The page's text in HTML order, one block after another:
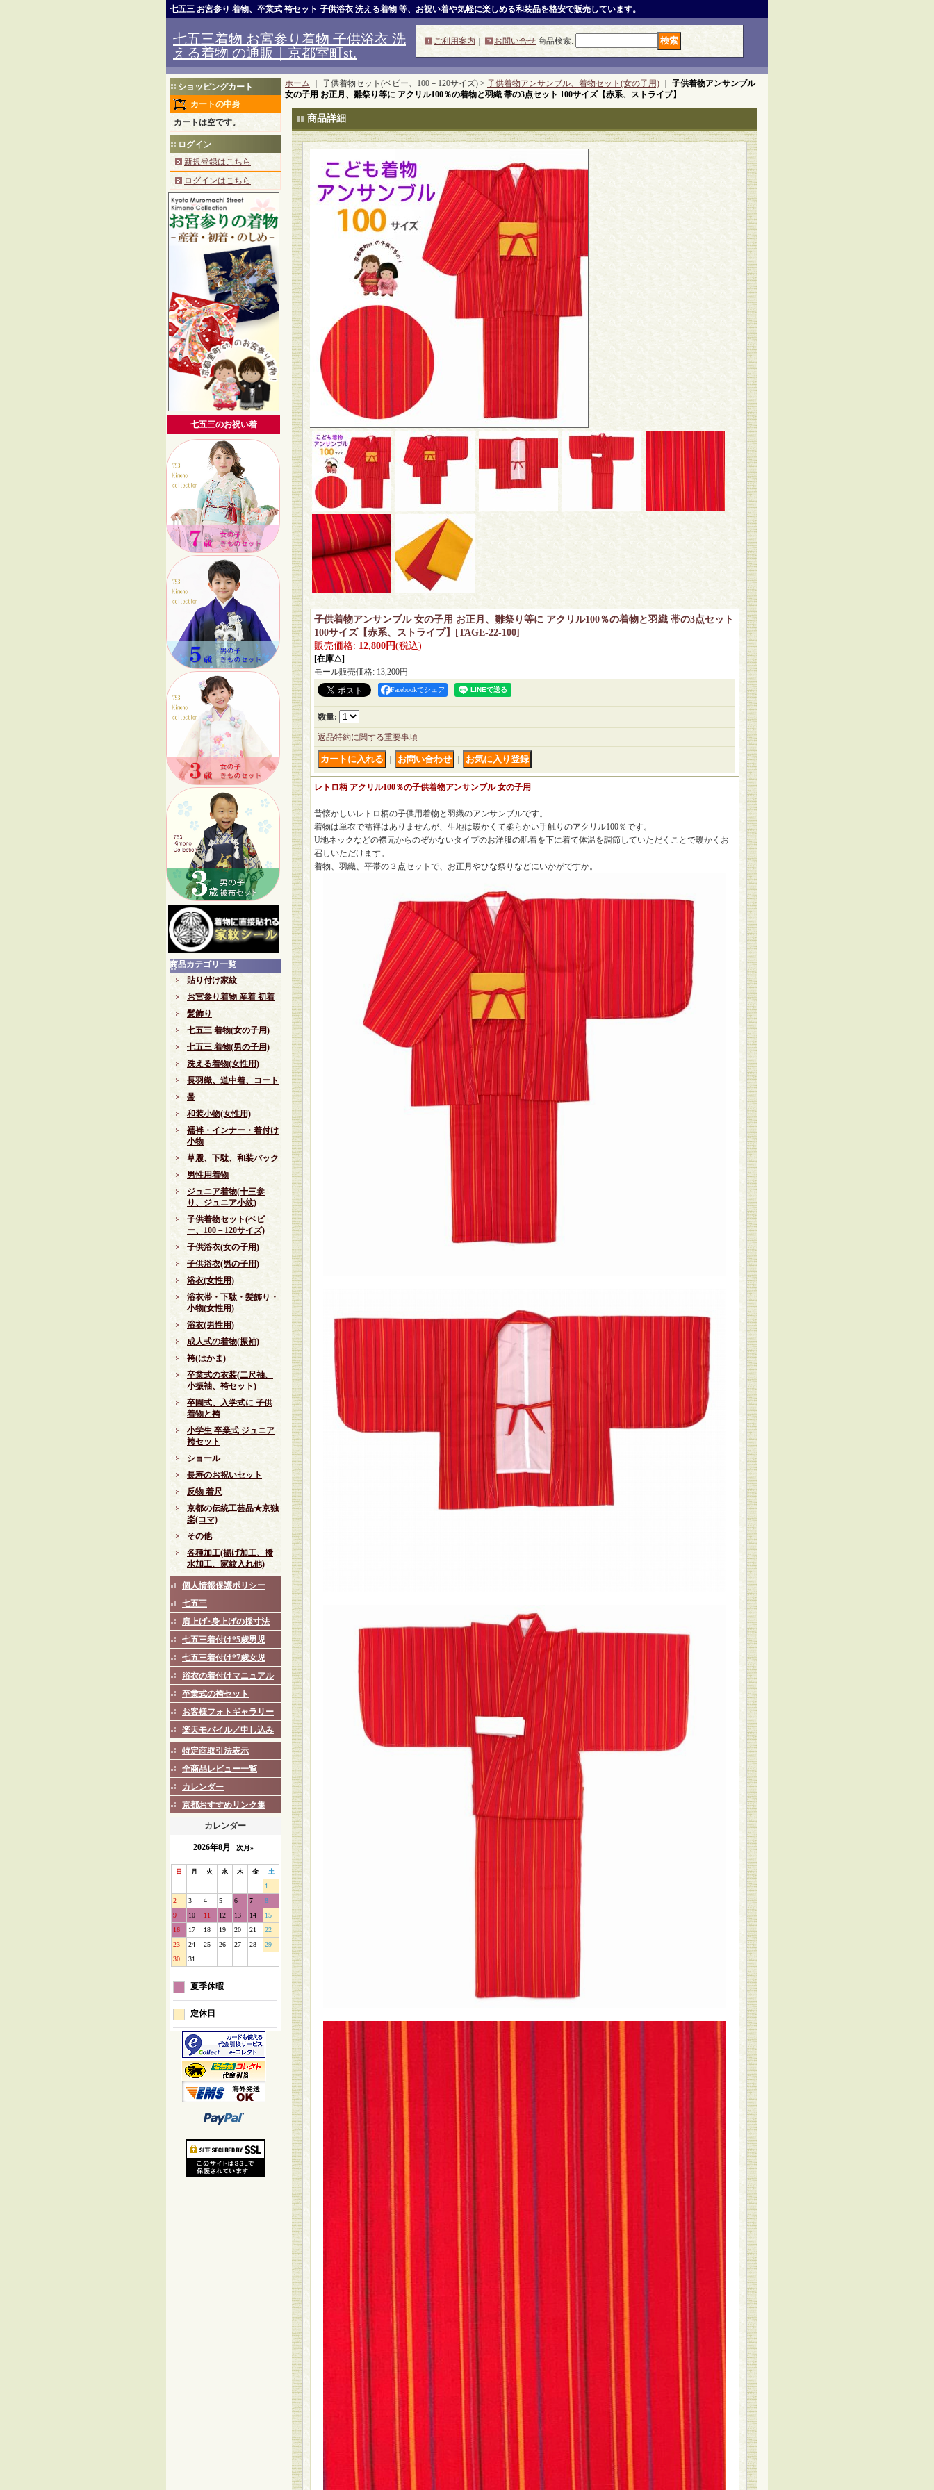
七五三 お宮参り 着物、卒業式 袴セット 子供浴衣 洗える着物 等、お祝い着や気軽に楽しめる和装品を格安で販売しています。
七五三着物 お宮参り着物 子供浴衣 洗
える着物 の通販｜京都室町st.
ご利用案内 お問い合せ 商品検索:
ショッピングカート
カートの中身
カートは空です。
ログイン
新規登録はこちら
ログインはこちら
七五三のお祝い着
商品カテゴリ一覧
貼り付け家紋
お宮参り着物 産着 初着
髪飾り
七五三 着物(女の子用)
七五三 着物(男の子用)
洗える着物(女性用)
長羽織、道中着、コート
帯
和装小物(女性用)
襦袢・インナー・着付け
小物
草履、下駄、和装バック
男性用着物
ジュニア着物(十三参
り、ジュニア小紋)
子供着物セット(ベビ
ー、100－120サイズ)
子供浴衣(女の子用)
子供浴衣(男の子用)
浴衣(女性用)
浴衣帯・下駄・髪飾り・
小物(女性用)
浴衣(男性用)
成人式の着物(振袖)
袴(はかま)
卒業式の衣装(二尺袖、
小振袖、袴セット)
卒園式、入学式に 子供
着物と袴
小学生 卒業式 ジュニア
袴セット
ショール
長寿のお祝いセット
反物 着尺
京都の伝統工芸品★京独
楽(コマ)
その他
各種加工(揚げ加工、撥
水加工、家紋入れ他)
個人情報保護ポリシー
七五三
肩上げ･身上げの採寸法
七五三着付け*5歳男児
七五三着付け*7歳女児
浴衣の着付けマニュアル
卒業式の袴セット
お客様フォトギャラリー
楽天モバイル／申し込み
特定商取引法表示
全商品レビュー一覧
カレンダー
京都おすすめリンク集
カレンダー
2026年8月 次月»
日 月 火 水 木 金 土
1
2
3 4 5 6 7
8
9
10 11 12 13 14
15
16
17 18 19 20 21
22
23
24 25 26 27 28
29
30
31
夏季休暇
定休日
ホーム ｜ 子供着物セット(ベビー、100－120サイズ) > 子供着物アンサンブル、着物セット(女の子用)
子供着物アンサンブル
女の子用 お正月、雛祭り等に アクリル100％の着物と羽織 帯の3点セット 100サイズ【赤系、ストライプ】
商品詳細
子供着物アンサンブル 女の子用 お正月、雛祭り等に アクリル100％の着物と羽織 帯の3点セット
100サイズ【赤系、ストライプ】
[TAGE-22-100]
販売価格: 12,800円(税込)
[在庫△]
モール販売価格: 13,200円
Facebookでシェア
数量:
返品特約に関する重要事項
レトロ柄 アクリル100％の子供着物アンサンブル 女の子用
昔懐かしいレトロ柄の子供用着物と羽織のアンサンブルです。
着物は単衣で襦袢はありませんが、生地は暖かくて柔らかい手触りのアクリル100％です。
U地ネックなどの襟元からのぞかないタイプのお洋服の肌着を下に着て体温を調節していただくことで暖かくお
召しいただけます。
着物、羽織、平帯の３点セットで、お正月やひな祭りなどにいかがですか。